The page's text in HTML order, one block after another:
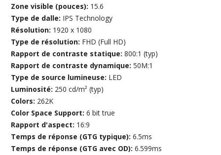
Zone visible (pouces): 15.6
Type de dalle: IPS Technology
Résolution: 1920 x 1080
Type de résolution: FHD (Full HD)
Rapport de contraste statique:800:1 (typ)
Rapport de contraste dynamique:50M:1
Type de source lumineuse: LED
Luminosité: 250 cd/m² (typ)
Colors: 262K
Color Space Support:6 bit true
Rapport d'aspect: 16:9
Temps de réponse (GTG typique):6.5ms
Temps de réponse (GTG avec OD):6.599ms